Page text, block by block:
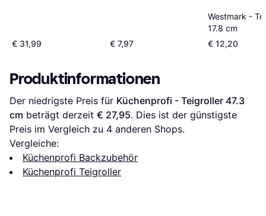
€ 31,99 € 7,97
Westmark -
17.8 cm
€ 12,20
Produktinformationen
Der niedrigste Preis für Küchenprofi - Teigroller 47.3
cm beträgt derzeit € 27,95. Dies ist der günstigste
Preis im Vergleich zu 4 anderen Shops.
Vergleiche:
Küchenprofi Backzubehör
Küchenprofi Teigroller